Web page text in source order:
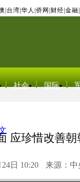
台湾 华人 侨网 财经 金融
社会 国际
应珍惜改善
日 10:20 来源：中